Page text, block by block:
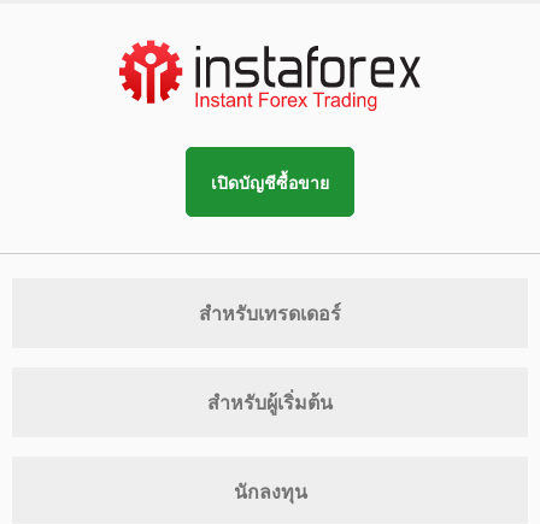
เปิดบัญชีซื้อขาย
สำหรับเทรดเดอร์
สำหรับผู้เริ่มต้น
นักลงทุน